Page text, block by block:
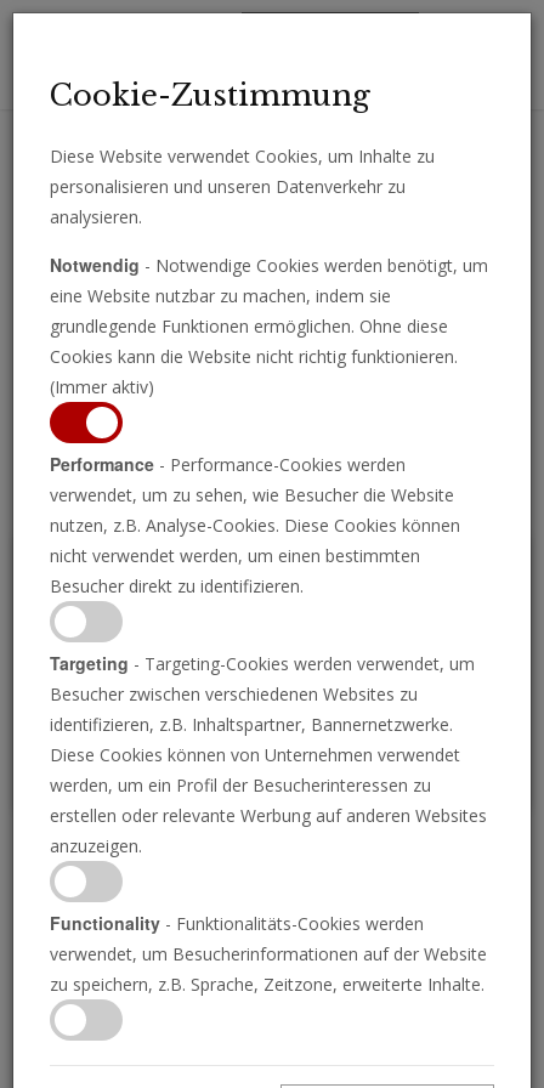
Erhalten Sie wichtige Analysen, Kommentare und Nachrichten
Programm ansehen
P
Die neuzeitliche
Jerobeam-Prophezeiung
20.01.2023 • 24 Minuten
Gott verspricht, Amerika aus der bitteren Not
zu befreien, in der es sich heute befindet! Aber
Cookie-Zustimmung
Diese Website verwendet Cookies, um Inhalte zu
personalisieren und unseren Datenverkehr zu
analysieren.
Notwendig - Notwendige Cookies werden benötigt, um
eine Website nutzbar zu machen, indem sie
grundlegende Funktionen ermöglichen. Ohne diese
Cookies kann die Website nicht richtig funktionieren.
(Immer aktiv)
Performance - Performance-Cookies werden
verwendet, um zu sehen, wie Besucher die Website
nutzen, z.B. Analyse-Cookies. Diese Cookies können
nicht verwendet werden, um einen bestimmten
Besucher direkt zu identifizieren.
Targeting - Targeting-Cookies werden verwendet, um
Besucher zwischen verschiedenen Websites zu
identifizieren, z.B. Inhaltspartner, Bannernetzwerke.
Diese Cookies können von Unternehmen verwendet
werden, um ein Profil der Besucherinteressen zu
erstellen oder relevante Werbung auf anderen Websites
anzuzeigen.
Functionality - Funktionalitäts-Cookies werden
verwendet, um Besucherinformationen auf der Website
zu speichern, z.B. Sprache, Zeitzone, erweiterte Inhalte.